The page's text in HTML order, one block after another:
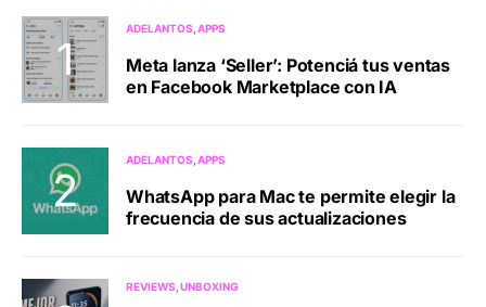
ADELANTOS APPS
Meta lanza ‘Seller’: Potenciá tus ventas
en Facebook Marketplace con IA
ADELANTOS APPS
WhatsApp para Mac te permite elegir la
frecuencia de sus actualizaciones
REVIEWS UNBOXING